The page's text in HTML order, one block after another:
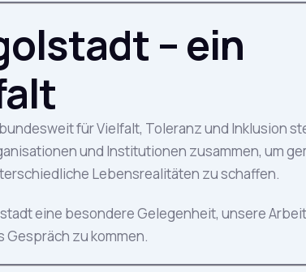
– ein
für Vielfalt, Toleranz und Inklusion
und Institutionen zusammen, um
Lebensrealitäten zu schaffen.
eine besondere Gelegenheit, unsere Arbeit
zu kommen.